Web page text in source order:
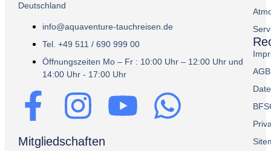
Deutschland
info@aquaventure-tauchreisen.de
Tel. +49 511 / 690 999 00
Öffnungszeiten Mo – Fr : 10:00 Uhr – 12:00 Uhr und
14:00 Uhr - 17:00 Uhr
Mitgliedschaften
AGB